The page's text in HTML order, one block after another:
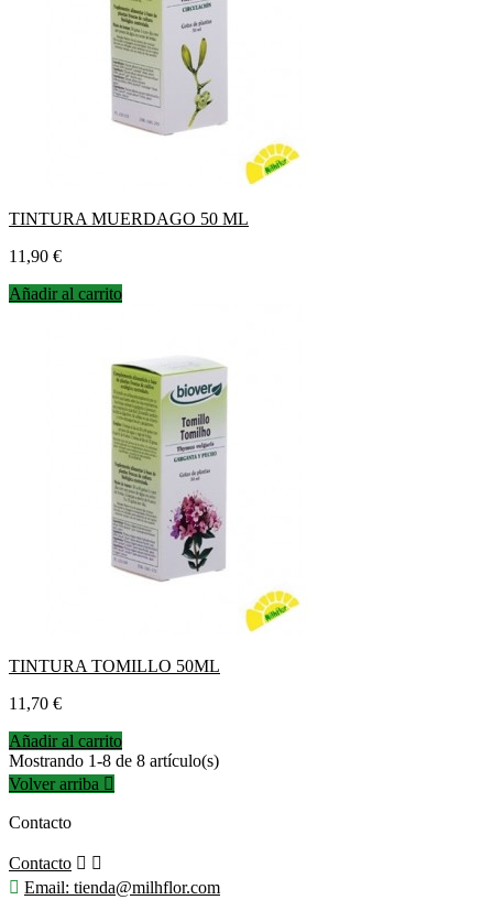
TINTURA MUERDAGO 50 ML
Precio
11,90 €
Añadir al carrito
TINTURA TOMILLO 50ML
Precio
11,70 €
Añadir al carrito
Mostrando 1-8 de 8 artículo(s)
Volver arriba 
Contacto
Contacto  
 Email: tienda@milhflor.com